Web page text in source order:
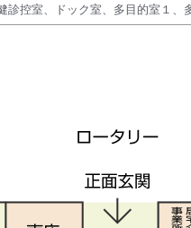
診控室、ドック室、多目的室１